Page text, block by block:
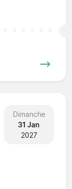
Dimanche
31 Jan
2027